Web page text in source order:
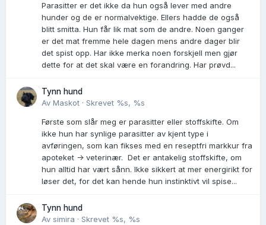
Parasitter er det ikke da hun også lever med andre
hunder og de er normalvektige. Ellers hadde de også
blitt smitta. Hun får lik mat som de andre. Noen ganger
er det mat fremme hele dagen mens andre dager blir
det spist opp. Har ikke merka noen forskjell men gjør
dette for at det skal være en forandring. Har prøvd...
Tynn hund
Av Maskot · Skrevet %s, %s
Første som slår meg er parasitter eller stoffskifte. Om
ikke hun har synlige parasitter av kjent type i
avføringen, som kan fikses med en reseptfri markkur fra
apoteket -> veterinær. Det er antakelig stoffskifte, om
hun alltid har vært sånn. Ikke sikkert at mer energirikt for
løser det, for det kan hende hun instinktivt vil spise...
Tynn hund
Av simira · Skrevet %s, %s